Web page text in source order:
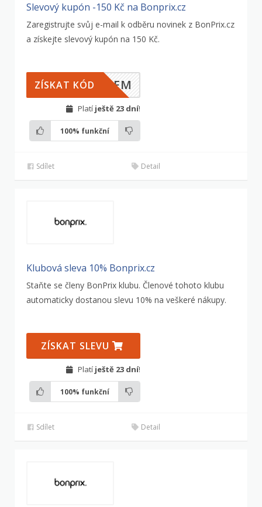
Slevový kupón -150 Kč na Bonprix.cz
Zaregistrujte svůj e-mail k odběru novinek z BonPrix.cz
a získejte slevový kupón na 150 Kč.
ILEM
ZÍSKAT KÓD
Platí ještě 23 dní!
100% funkční
Sdílet Detail
Klubová sleva 10% Bonprix.cz
Staňte se členy BonPrix klubu. Členové tohoto klubu
automaticky dostanou slevu 10% na veškeré nákupy.
ZÍSKAT SLEVU
Platí ještě 23 dní!
100% funkční
Sdílet Detail